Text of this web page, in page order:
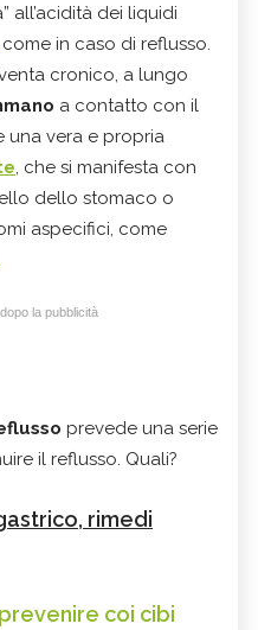
all’acidità dei liquidi
come in caso di reflusso.
cronico, a lungo
a contatto con il
una vera e propria
, che si manifesta con
dello stomaco o
aspecifici, come
la pubblicità
prevede una serie
il reflusso. Quali?
rimedi
coi cibi